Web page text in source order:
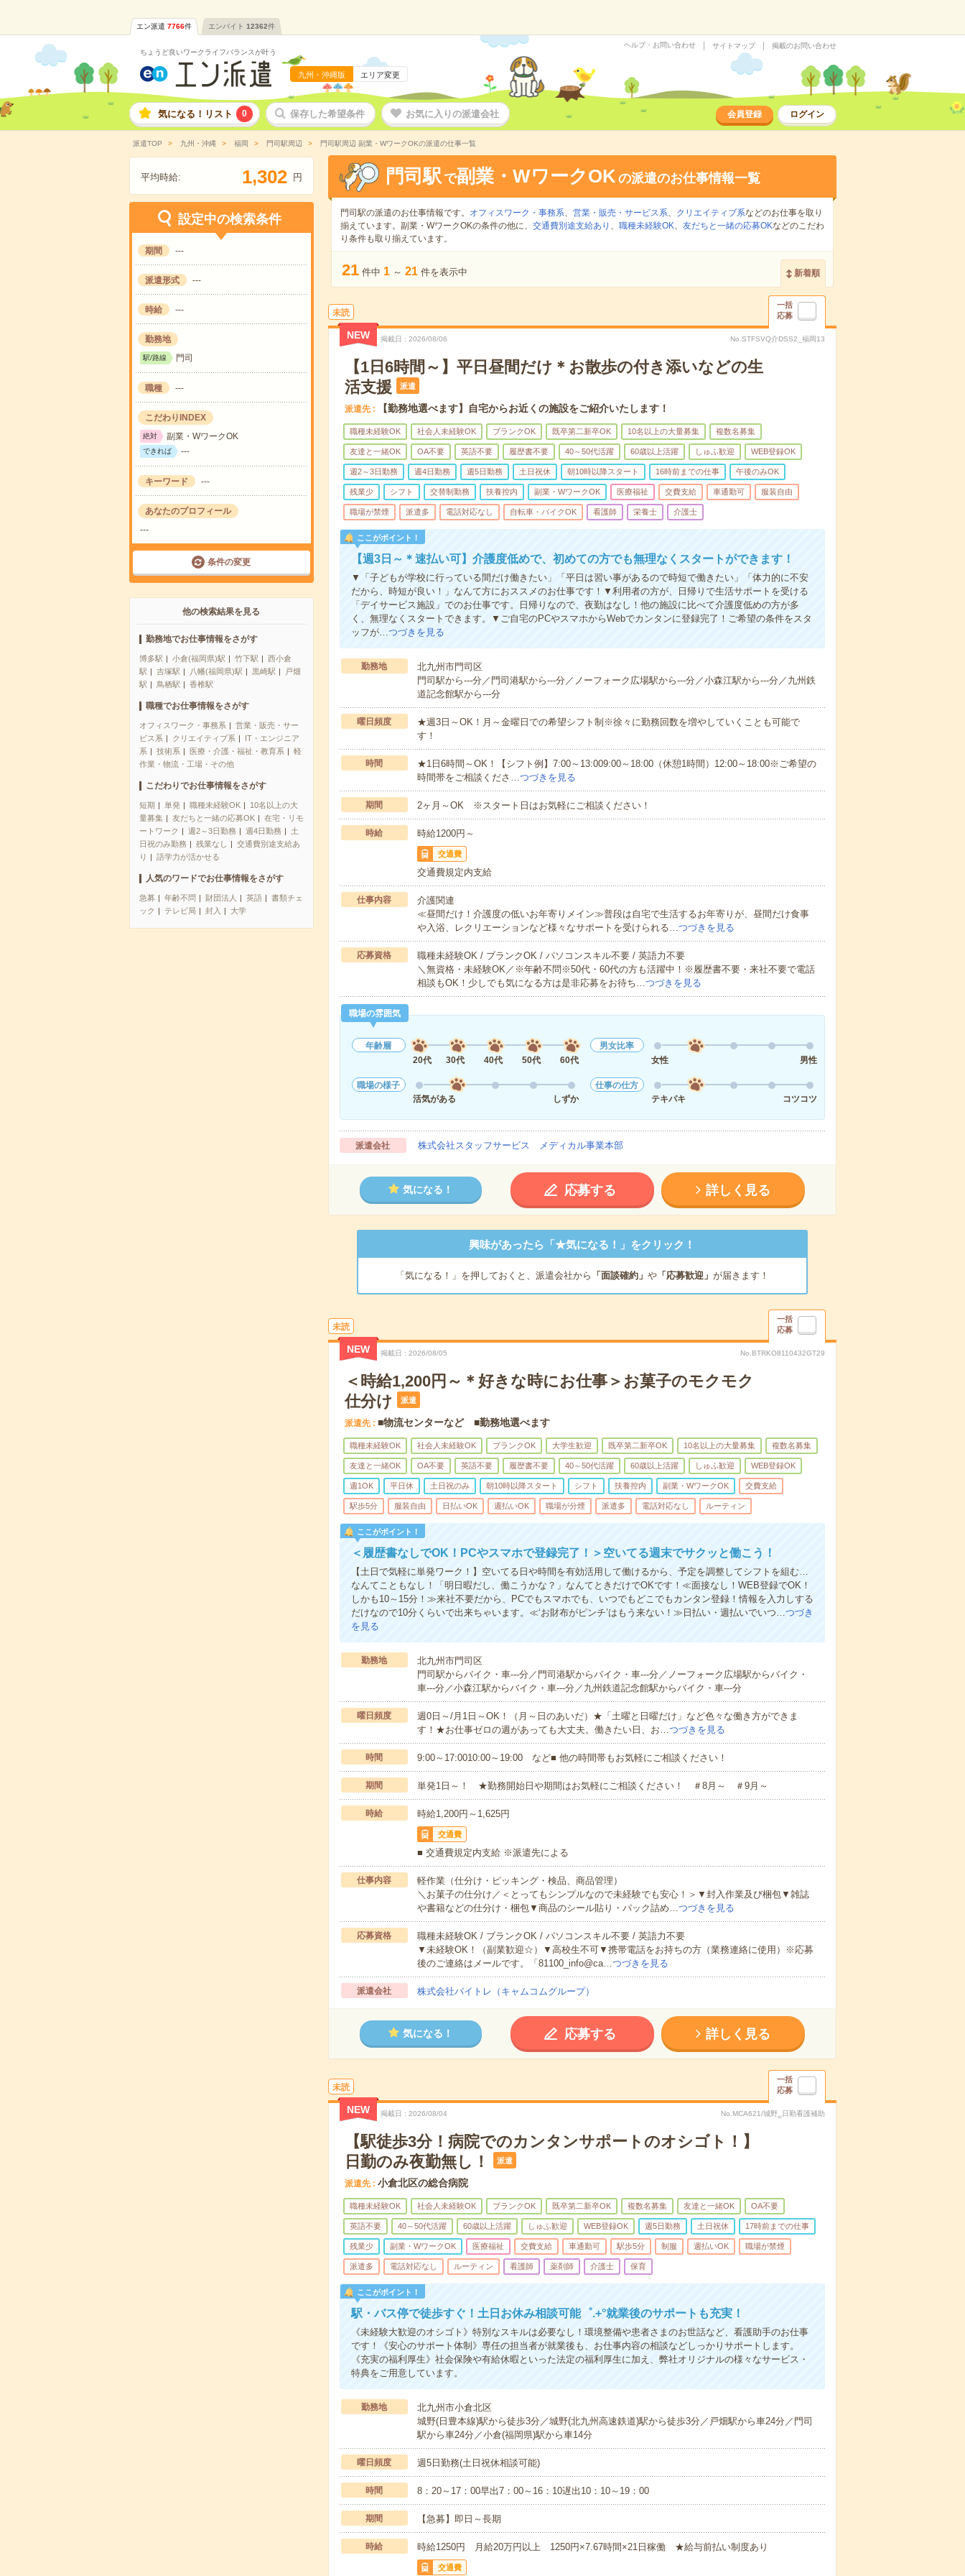
エン派遣 7766件 エンバイト 12362件
ちょうど良いワークライフバランスが叶う
九州・沖縄版 エリア変更
ヘルプ・お問い合わせ サイトマップ 掲載のお問い合わせ
気になる！リスト 0 保存した希望条件 お気に入りの派遣会社 会員登録 ログイン
派遣TOP 九州・沖縄 福岡 門司駅周辺 門司駅周辺 副業・WワークOKの派遣の仕事一覧
平均時給: 1,302 円
設定中の検索条件
期間 ---
派遣形式 ---
時給 ---
勤務地
駅/路線 門司
職種 ---
こだわりINDEX
絶対 副業・WワークOK
できれば ---
キーワード ---
あなたのプロフィール
---
条件の変更
他の検索結果を見る
勤務地でお仕事情報をさがす
博多駅 小倉(福岡県)駅 竹下駅
西小倉
駅
吉塚駅 八幡(福岡県)駅 黒崎駅
戸畑
駅
鳥栖駅 香椎駅
職種でお仕事情報をさがす
オフィスワーク・事務系
営業・販売・サー
ビス系
クリエイティブ系
IT・エンジニア
系
技術系 医療・介護・福祉・教育系
軽
作業・物流・工場・その他
こだわりでお仕事情報をさがす
短期 単発 職種未経験OK
10名以上の大
量募集
友だちと一緒の応募OK
在宅・リモ
ートワーク
週2～3日勤務 週4日勤務
土
日祝のみ勤務
残業なし
交通費別途支給あ
り
語学力が活かせる
人気のワードでお仕事情報をさがす
急募 年齢不問 財団法人 英語
書類チェ
ック
テレビ局 封入 大学
門司駅 で副業・WワークOKの派遣のお仕事情報一覧
門司駅の派遣のお仕事情報です。 オフィスワーク・事務系、 営業・販売・サービス系、 クリエイティブ系などのお仕事を取り
揃えています。副業・WワークOKの条件の他に、 交通費別途支給あり 、 職種未経験OK、 友だちと一緒の応募OKなどのこだわ
り条件も取り揃えています。
21 件中 1 ～ 21 件を表示中 新着順
未読
一括
応募
NEW 掲載日 2026/08/06 No.STFSVQ介DSS2_福岡13
【1日6時間～】平日昼間だけ＊お散歩の付き添いなどの生
活支援
派遣
派遣先 【勤務地選べます】自宅からお近くの施設をご紹介いたします！
職種未経験OK 社会人未経験OK ブランクOK 既卒第二新卒OK 10名以上の大量募集 複数名募集
友達と一緒OK OA不要 英語不要 履歴書不要 40～50代活躍 60歳以上活躍 しゅふ歓迎 WEB登録OK
週2～3日勤務 週4日勤務 週5日勤務 土日祝休 朝10時以降スタート 16時前までの仕事 午後のみOK
残業少 シフト 交替制勤務 扶養控内 副業・WワークOK 医療福祉 交費支給 車通勤可 服装自由
職場が禁煙 派遣多 電話対応なし 自転車・バイクOK 看護師 栄養士 介護士
ここがポイント！
【週3日～＊速払い可】介護度低めで、初めての方でも無理なくスタートができます！
▼「子どもが学校に行っている間だけ働きたい」「平日は習い事があるので時短で働きたい」「体力的に不安
だから、時短が良い！」なんて方におススメのお仕事です！▼利用者の方が、日帰りで生活サポートを受ける
「デイサービス施設」でのお仕事です。日帰りなので、夜勤はなし！他の施設に比べて介護度低めの方が多
く、無理なくスタートできます。▼ご自宅のPCやスマホからWebでカンタンに登録完了！ご希望の条件をスタ
ッフが…つづきを見る
勤務地
北九州市門司区
門司駅から---分／門司港駅から---分／ノーフォーク広場駅から---分／小森江駅から---分／九州鉄
道記念館駅から---分
曜日頻度
★週3日～OK！月～金曜日での希望シフト制※徐々に勤務回数を増やしていくことも可能で
す！
時間
★1日6時間～OK！【シフト例】7:00～13:009:00～18:00（休憩1時間）12:00～18:00※ご希望の
時間帯をご相談くださ…つづきを見る
期間 2ヶ月～OK ※スタート日はお気軽にご相談ください！
時給 時給1200円～
交通費
交通費規定内支給
仕事内容
介護関連
≪昼間だけ！介護度の低いお年寄りメイン≫普段は自宅で生活するお年寄りが、昼間だけ食事
や入浴、レクリエーションなど様々なサポートを受けられる…つづきを見る
応募資格
職種未経験OK / ブランクOK / パソコンスキル不要 / 英語力不要
＼無資格・未経験OK／※年齢不問※50代・60代の方も活躍中！※履歴書不要・来社不要で電話
相談もOK！少しでも気になる方は是非応募をお待ち…つづきを見る
職場の雰囲気
年齢層
20代
30代 40代 50代 60代
男女比率
女性
男性
職場の様子
活気がある
しずか
仕事の仕方
テキパキ
コツコツ
派遣会社 株式会社スタッフサービス メディカル事業本部
気になる！ 応募する 詳しく見る
興味があったら「★気になる！」をクリック！
「気になる！」を押しておくと、派遣会社から 「面談確約」 や「応募歓迎」 が届きます！
未読
一括
応募
NEW 掲載日 2026/08/05 No.BTRKO8110432GT29
＜時給1,200円～＊好きな時にお仕事＞お菓子のモクモク
仕分け
派遣
派遣先 ■物流センターなど ■勤務地選べます
職種未経験OK 社会人未経験OK ブランクOK 大学生歓迎 既卒第二新卒OK 10名以上の大量募集 複数名募集
友達と一緒OK OA不要 英語不要 履歴書不要 40～50代活躍 60歳以上活躍 しゅふ歓迎 WEB登録OK
週1OK 平日休 土日祝のみ 朝10時以降スタート シフト 扶養控内 副業・WワークOK 交費支給
駅歩5分 服装自由 日払いOK 週払いOK 職場が分煙 派遣多 電話対応なし ルーティン
ここがポイント！
＜履歴書なしでOK！PCやスマホで登録完了！＞空いてる週末でサクッと働こう！
【土日で気軽に単発ワーク！】空いてる日や時間を有効活用して働けるから、予定を調整してシフトを組む…
なんてこともなし！「明日暇だし、働こうかな？」なんてときだけでOKです！≪面接なし！WEB登録でOK！
しかも10～15分！≫来社不要だから、PCでもスマホでも、いつでもどこでもカンタン登録！情報を入力しする
だけなので10分くらいで出来ちゃいます。≪‘お財布がピンチ’はもう来ない！≫日払い・週払いでいつ…つづき
を見る
勤務地
北九州市門司区
門司駅からバイク・車---分／門司港駅からバイク・車---分／ノーフォーク広場駅からバイク・
車---分／小森江駅からバイク・車---分／九州鉄道記念館駅からバイク・車---分
曜日頻度
週0日～/月1日～OK！（月～日のあいだ）★「土曜と日曜だけ」など色々な働き方ができま
す！★お仕事ゼロの週があっても大丈夫。働きたい日、お…つづきを見る
時間 9:00～17:0010:00～19:00 など■ 他の時間帯もお気軽にご相談ください！
期間 単発1日～！ ★勤務開始日や期間はお気軽にご相談ください！ ＃8月～ ＃9月～
時給 時給1,200円～1,625円
交通費
■ 交通費規定内支給 ※派遣先による
仕事内容
軽作業（仕分け・ピッキング・検品、商品管理）
＼お菓子の仕分け／＜とってもシンプルなので未経験でも安心！＞▼封入作業及び梱包▼雑誌
や書籍などの仕分け・梱包▼商品のシール貼り・パック詰め…つづきを見る
応募資格
職種未経験OK / ブランクOK / パソコンスキル不要 / 英語力不要
▼未経験OK！（副業歓迎☆）▼高校生不可▼携帯電話をお持ちの方（業務連絡に使用）※応募
後のご連絡はメールです。「81100_info@ca…つづきを見る
派遣会社 株式会社バイトレ（キャムコムグループ）
気になる！ 応募する 詳しく見る
未読
一括
応募
NEW 掲載日 2026/08/04 No.MCA621/城野‗日勤看護補助
【駅徒歩3分！病院でのカンタンサポートのオシゴト！】
日勤のみ夜勤無し！
派遣
派遣先 小倉北区の総合病院
職種未経験OK 社会人未経験OK ブランクOK 既卒第二新卒OK 複数名募集 友達と一緒OK OA不要
英語不要 40～50代活躍 60歳以上活躍 しゅふ歓迎 WEB登録OK 週5日勤務 土日祝休 17時前までの仕事
残業少 副業・WワークOK 医療福祉 交費支給 車通勤可 駅歩5分 制服 週払いOK 職場が禁煙
派遣多 電話対応なし ルーティン 看護師 薬剤師 介護士 保育
ここがポイント！
駅・バス停で徒歩すぐ！土日お休み相談可能゜.+°就業後のサポートも充実！
《未経験大歓迎のオシゴト》特別なスキルは必要なし！環境整備や患者さまのお世話など、看護助手のお仕事
です！《安心のサポート体制》専任の担当者が就業後も、お仕事内容の相談などしっかりサポートします。
《充実の福利厚生》社会保険や有給休暇といった法定の福利厚生に加え、弊社オリジナルの様々なサービス・
特典をご用意しています。
勤務地
北九州市小倉北区
城野(日豊本線)駅から徒歩3分／城野(北九州高速鉄道)駅から徒歩3分／戸畑駅から車24分／門司
駅から車24分／小倉(福岡県)駅から車14分
曜日頻度 週5日勤務(土日祝休相談可能)
時間 8：20～17：00早出7：00～16：10遅出10：10～19：00
期間 【急募】即日～長期
時給 時給1250円 月給20万円以上 1250円×7.67時間×21日稼働 ★給与前払い制度あり
交通費